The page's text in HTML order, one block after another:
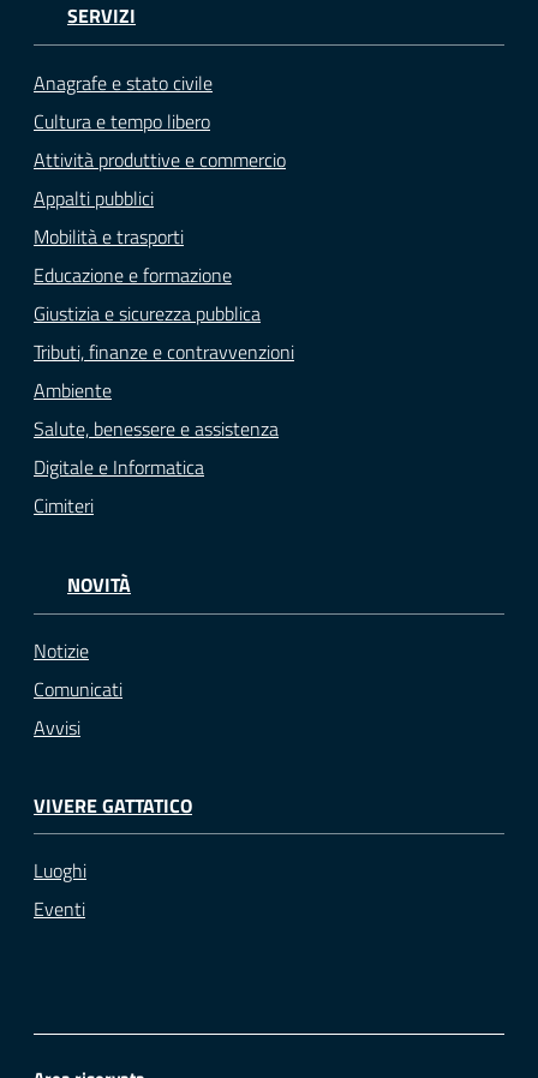
SERVIZI
Anagrafe e stato civile
Cultura e tempo libero
Attività produttive e commercio
Appalti pubblici
Mobilità e trasporti
Educazione e formazione
Giustizia e sicurezza pubblica
Tributi, finanze e contravvenzioni
Ambiente
Salute, benessere e assistenza
Digitale e Informatica
Cimiteri
NOVITÀ
Notizie
Comunicati
Avvisi
VIVERE GATTATICO
Luoghi
Eventi